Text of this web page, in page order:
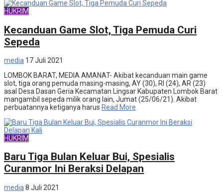
HUKRIM
Kecanduan Game Slot, Tiga Pemuda Curi
Sepeda
media 17 Juli 2021
LOMBOK BARAT, MEDIA AMANAT- Akibat kecanduan main game
slot, tiga orang pemuda masing-masing, AY (30), RI (24), AR (23)
asal Desa Dasan Geria Kecamatan Lingsar Kabupaten Lombok Barat
mangambil sepeda milik orang lain, Jumat (25/06/21). Akibat
perbuatannya ketiganya harus Read More
HUKRIM
Baru Tiga Bulan Keluar Bui, Spesialis
Curanmor Ini Beraksi Delapan
media 8 Juli 2021